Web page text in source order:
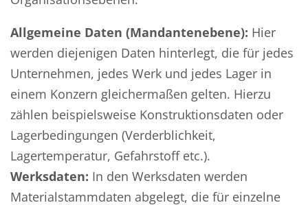
Allgemeine Daten (Mandantenebene): Hier
werden diejenigen Daten hinterlegt, die für jedes
Unternehmen, jedes Werk und jedes Lager in
einem Konzern gleichermaßen gelten. Hierzu
zählen beispielsweise Konstruktionsdaten oder
Lagerbedingungen (Verderblichkeit,
Lagertemperatur, Gefahrstoff etc.).
Werksdaten: In den Werksdaten werden
Materialstammdaten abgelegt, die für einzelne